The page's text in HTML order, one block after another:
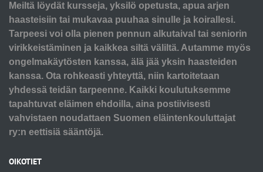
Meiltä löydät kursseja, yksilö opetusta, apua arjen
haasteisiin tai mukavaa puuhaa sinulle ja koirallesi.
Tarpeesi voi olla pienen pennun alkutaival tai seniorin
virikkeistäminen ja kaikkea siltä väliltä. Autamme myös
ongelmakäytösten kanssa, älä jää yksin haasteiden
kanssa. Ota rohkeasti yhteyttä, niin kartoitetaan
yhdessä teidän tarpeenne. Kaikki koulutuksemme
tapahtuvat eläimen ehdoilla, aina postiivisesti
vahvistaen noudattaen Suomen eläintenkouluttajat
ry:n eettisiä sääntöjä.
OIKOTIET